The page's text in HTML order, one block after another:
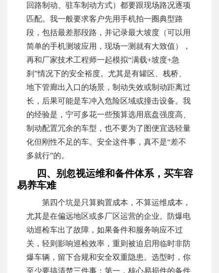
回路制动、驻车制动方式）都要跟现场路况逐项
匹配。我一般要求客户先用手机拍一圈典型路
段，包括最差那段路，并记录最大坡度（可以用
简单的手机测坡应用，现场一测就有大致值），
再和厂家技术工程师一起模拟“满载+坡度+急
刹”情况下的安全裕度。尤其是有罐区、栈桥、
地下管廊出入口的场景，制动失效或制动距离过
长，后果可能是车冲入危险区域或撞击设备。我
的经验是，宁可多花一些预算选用底盘强度高、
制动配置冗余的车型，也不要为了图便宜选轻量
化但刚性不足的车。安全这件事，真不是“差不
多就行”的。
四、别忽视运维和备件体系，买车容
易养车难
第四个坑是只算购置成本，不算运维成本，
尤其是在偏远地区或多厂区运营的企业。防爆电
动巡检车出了故障，如果备件和服务响应不过
关，轻则影响巡检效率，重则被迫启用临时非防
爆车辆，留下合规和安全双重隐患。选型时，你
至少要搞清楚三件事：第一，核心易损件的备件